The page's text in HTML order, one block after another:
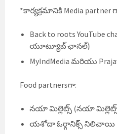
*కార్యక్రమానికి Media partner
Back to roots YouTube
యూట్యూబ్ ఛానల్)
MyIndMedia మరియు
Food partnersగా:
నయా మిల్లెట్స్ (నయా
యశోదా ఓర్గానిక్స్ నిలిచాయి